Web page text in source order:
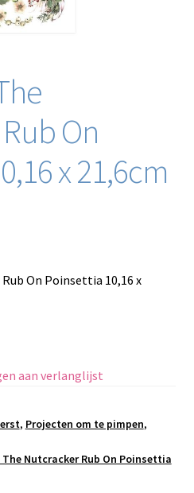
On
x 21,6cm
On Poinsettia 10,16 x
aan verlanglijst
, Projecten om te pimpen,
Nutcracker Rub On Poinsettia